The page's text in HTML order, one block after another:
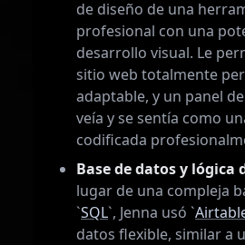
de diseño de una
profesional con una
desarrollo visual. Le
sitio web totalmente
adaptable, y un panel
veía y se sentía como
codificada
Base de datos y lógica
lugar de una compleja
`SQL`, Jenna usó `
datos flexible, similar a